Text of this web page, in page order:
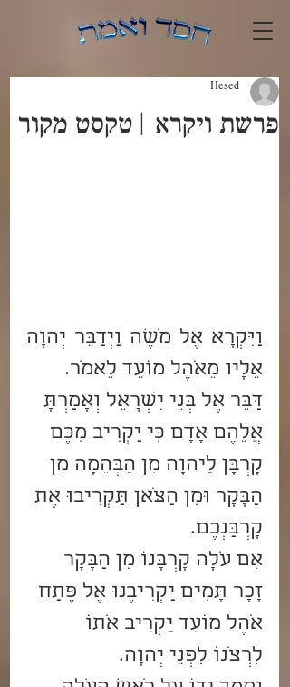
פרשת ויקרא | טקסט מקור
Hesed
אֵלָיו מֵאֹהֶל מוֹעֵד לֵאמֹר.
דַּבֵּר אֶל בְּנֵי יִשְׂרָאֵל וְאָמַרְתָּ
אֲלֵהֶם אָדָם כִּי יַקְרִיב מִכֶּם
קָרְבָּן לַיהוָה מִן הַבְּהֵמָה מִן
הַבָּקָר וּמִן הַצֹּאן תַּקְרִיבוּ אֶת
קָרְבַּנְכֶם.
אִם עֹלָה קָרְבָּנוֹ מִן הַבָּקָר
זָכָר תָּמִים יַקְרִיבֶנּוּ אֶל פֶּתַח
אֹהֶל מוֹעֵד יַקְרִיב אֹתוֹ
לִרְצֹנוֹ לִפְנֵי יְהוָה.